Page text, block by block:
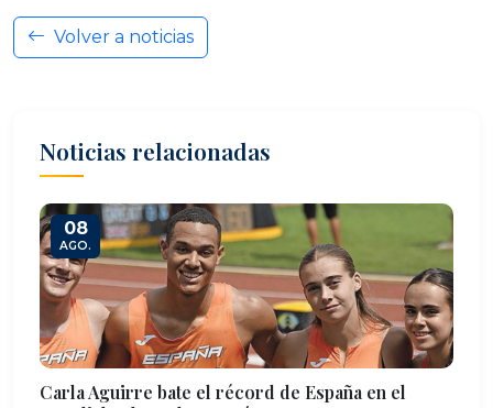
Volver a noticias
Noticias relacionadas
08
AGO.
Carla Aguirre bate el récord de España en el